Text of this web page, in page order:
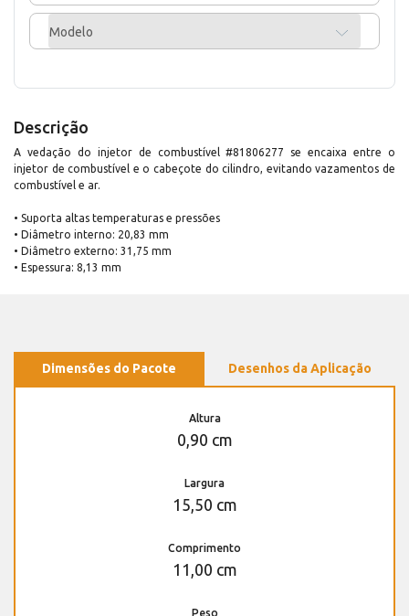
Modelo
Descrição
A vedação do injetor de combustível #81806277 se encaixa entre o
injetor de combustível e o cabeçote do cilindro, evitando vazamentos de
combustível e ar.
• Suporta altas temperaturas e pressões
• Diâmetro interno: 20,83 mm
• Diâmetro externo: 31,75 mm
• Espessura: 8,13 mm
Dimensões do Pacote Desenhos da Aplicação
Altura
0,90 cm
Largura
15,50 cm
Comprimento
11,00 cm
Peso